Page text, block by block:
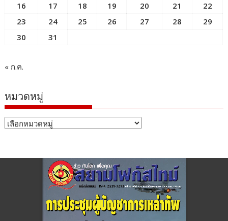
16
17 18 19 20 21
22
23
24 25 26 27 28
29
30
31
« ก.ค.
หมวดหมู่
หมวด